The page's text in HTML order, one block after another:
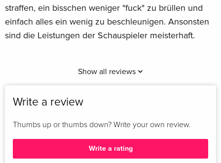
straffen, ein bisschen weniger "fuck" zu brüllen und
einfach alles ein wenig zu beschleunigen. Ansonsten
sind die Leistungen der Schauspieler meisterhaft.
Show all reviews
Write a review
Thumbs up or thumbs down? Write your own review.
Write a rating